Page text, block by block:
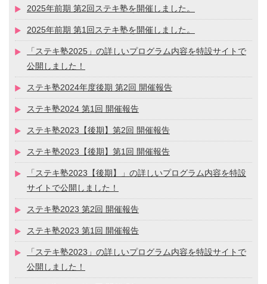
2025年前期 第2回ステキ塾を開催しました。
2025年前期 第1回ステキ塾を開催しました。
「ステキ塾2025」の詳しいプログラム内容を特設サイトで
公開しました！
ステキ塾2024年度後期 第2回 開催報告
ステキ塾2024 第1回 開催報告
ステキ塾2023【後期】第2回 開催報告
ステキ塾2023【後期】第1回 開催報告
「ステキ塾2023【後期】」の詳しいプログラム内容を特設
サイトで公開しました！
ステキ塾2023 第2回 開催報告
ステキ塾2023 第1回 開催報告
「ステキ塾2023」の詳しいプログラム内容を特設サイトで
公開しました！